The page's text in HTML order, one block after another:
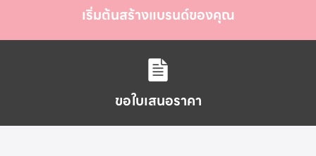
เริ่มต้นสร้างแบรนด์ของคุณ
ขอใบเสนอราคา